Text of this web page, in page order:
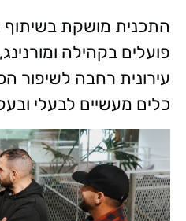
פועלים בקהילה
עירונית רחבה לשיפור
כלים מעשיים לבעלי